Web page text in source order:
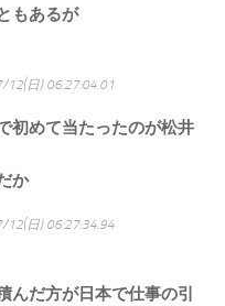
もあるが
12(日) 06:27:04.01
初めて当たったのが松井
か
12(日) 06:27:34.94
んだ方が日本で仕事の引